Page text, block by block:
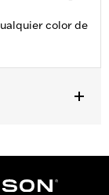
color de